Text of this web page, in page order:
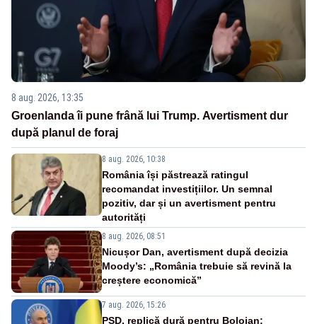
8 aug. 2026, 13:35
Groenlanda îi pune frână lui Trump. Avertisment dur
după planul de foraj
8 aug. 2026, 10:38
România își păstrează ratingul
recomandat investițiilor. Un semnal
pozitiv, dar și un avertisment pentru
autorități
8 aug. 2026, 08:51
Nicușor Dan, avertisment după decizia
Moody’s: „România trebuie să revină la
creștere economică”
7 aug. 2026, 15:26
PSD, replică dură pentru Bolojan: